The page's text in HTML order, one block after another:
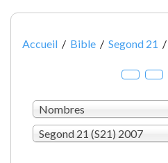
Accueil / Bible / Segond 21 /
Nombres
Segond 21 (S21) 2007